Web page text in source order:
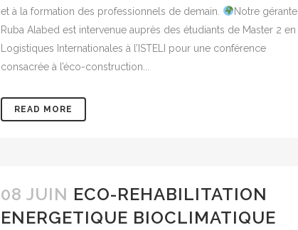
et à la formation des professionnels de demain.
Notre gérante
Ruba Alabed est intervenue auprès des étudiants de Master 2 en
Logistiques Internationales à l’ISTELI pour une conférence
consacrée à l’éco-construction...
READ MORE
08 JUIN ECO-REHABILITATION
ENERGETIQUE BIOCLIMATIQUE